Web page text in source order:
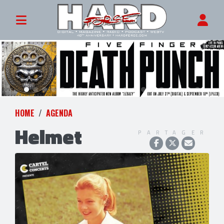
HOME AGENDA
Helmet PARTAGER